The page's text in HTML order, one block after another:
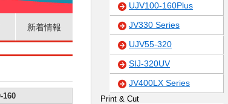
新着情報
160
UJV100-160Plus
JV330 Series
UJV55-320
SIJ-320UV
JV400LX Series
Print & Cut